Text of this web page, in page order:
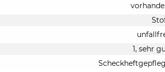
1, sehr